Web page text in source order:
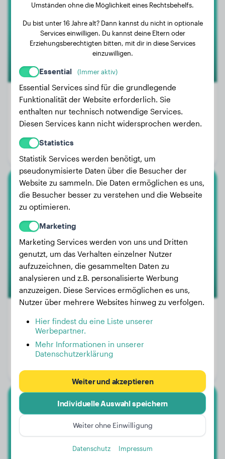
Gewicht:
31 kg
Alter:
Geschlecht:
Rhodesian Ridgeback
Alter:
Australian Shepherd
Nacho
Umständen ohne die Möglichkeit eines Rechtsbehelfs.
Du bist unter 16 Jahre alt? Dann kannst du nicht in optionale
Services einwilligen. Du kannst deine Eltern oder
Erziehungsberechtigten bitten, mit dir in diese Services
einzuwilligen.
Essential (Immer aktiv)
Essential Services sind für die grundlegende
Funktionalität der Website erforderlich. Sie
enthalten nur technisch notwendige Services.
Diesen Services kann nicht widersprochen werden.
Statistics
Statistik Services werden benötigt, um
pseudonymisierte Daten über die Besucher der
Website zu sammeln. Die Daten ermöglichen es uns,
die Besucher besser zu verstehen und die Webseite
zu optimieren.
Marketing
Marketing Services werden von uns und Dritten
genutzt, um das Verhalten einzelner Nutzer
aufzuzeichnen, die gesammelten Daten zu
analysieren und z.B. personalisierte Werbung
anzuzeigen. Diese Services ermöglichen es uns,
Nutzer über mehrere Websites hinweg zu verfolgen.
Hier findest du eine Liste unserer
Werbepartner.
Mehr Informationen in unserer
Datenschutzerklärung
Weiter und akzeptieren
Individuelle Auswahl speichern
Weiter ohne Einwilligung
Datenschutz Impressum